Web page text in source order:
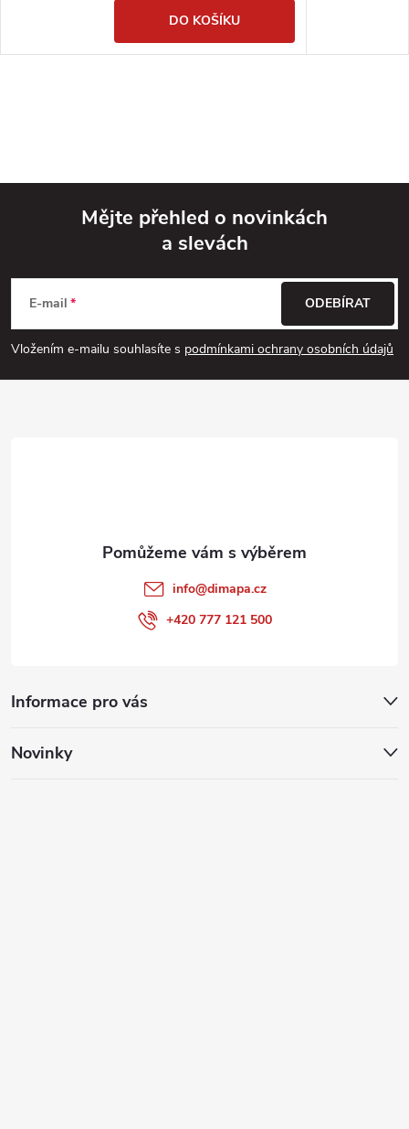
DO KOŠÍKU
p
a
Mějte přehled o novinkách
a slevách
E-mail
Vložením e-mailu souhlasíte s podmínkami ochrany osobních údajů
ODEBÍRAT
Informace pro vás
Novinky
info@dimapa.cz
+420 777 121 500